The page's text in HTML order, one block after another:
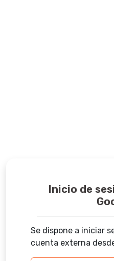
Inicio de
Se dispone a iniciar
cuenta externa